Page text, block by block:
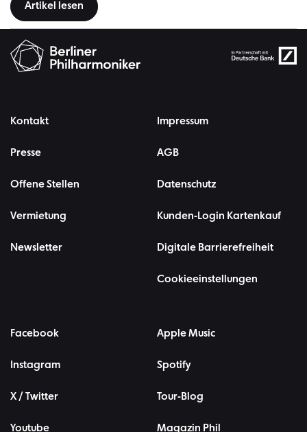
Artikel lesen
Kontakt
Presse
Offene Stellen
Vermietung
Newsletter
Impressum
AGB
Datenschutz
Kunden-Login Kartenkauf
Digitale Barrierefreiheit
Cookieeinstellungen
Facebook
Instagram
X / Twitter
Youtube
Apple Music
Spotify
Tour-Blog
Magazin Phil